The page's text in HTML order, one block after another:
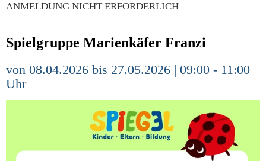
ANMELDUNG NICHT ERFORDERLICH
Spielgruppe Marienkäfer Franzi
von 08.04.2026 bis 27.05.2026 | 09:00 - 11:00
Uhr